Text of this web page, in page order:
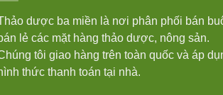
dược ba miền là nơi phân phối bán
lẻ các mặt hàng thảo dược, nông sản.
tôi giao hàng trên toàn quốc và áp
thức thanh toán tại nhà.